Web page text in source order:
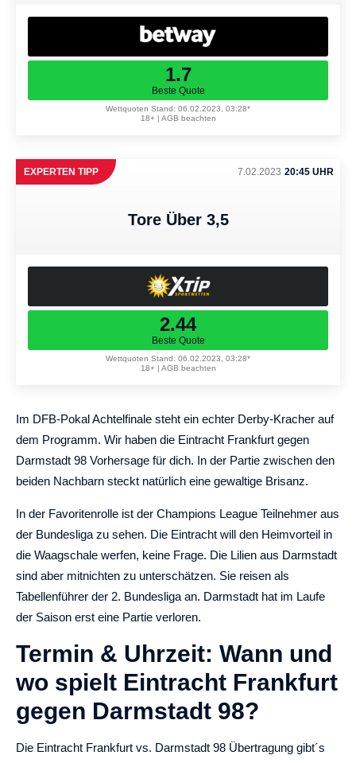
1.7
Beste Quote
Wettquoten Stand: 06.02.2023, 03:28*
18+ | AGB beachten
EXPERTEN TIPP 7.02.2023 20:45 UHR
Tore Über 3,5
2.44
Beste Quote
Wettquoten Stand: 06.02.2023, 03:28*
18+ | AGB beachten
Im DFB-Pokal Achtelfinale steht ein echter Derby-Kracher auf
dem Programm. Wir haben die Eintracht Frankfurt gegen
Darmstadt 98 Vorhersage für dich. In der Partie zwischen den
beiden Nachbarn steckt natürlich eine gewaltige Brisanz.
In der Favoritenrolle ist der Champions League Teilnehmer aus
der Bundesliga zu sehen. Die Eintracht will den Heimvorteil in
die Waagschale werfen, keine Frage. Die Lilien aus Darmstadt
sind aber mitnichten zu unterschätzen. Sie reisen als
Tabellenführer der 2. Bundesliga an. Darmstadt hat im Laufe
der Saison erst eine Partie verloren.
Termin & Uhrzeit: Wann und
wo spielt Eintracht Frankfurt
gegen Darmstadt 98?
Die Eintracht Frankfurt vs. Darmstadt 98 Übertragung gibt´s